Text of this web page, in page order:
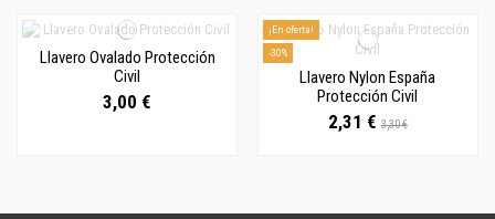
Llavero Ovalado Protección
Civil
3,00 €
¡En oferta!
-30%
Llavero Nylon España
Protección Civil
2,31 € 3,30 €